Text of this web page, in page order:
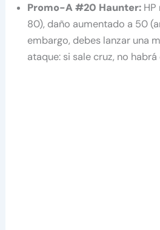
Promo-A #20 Haunter:
80), daño aumentado a 50
embargo, debes lanzar una
ataque: si sale cruz, no habrá